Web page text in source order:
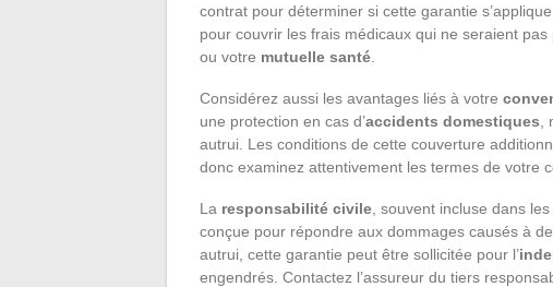
contrat pour déterminer si cette garantie
pour couvrir les frais médicaux qui ne seraient
ou votre mutuelle santé
Considérez aussi les avantages liés à votre
une protection en cas d’accidents domestiques
autrui. Les conditions de cette couverture
donc examinez attentivement les termes de votre
La responsabilité civile , souvent incluse dans
conçue pour répondre aux dommages causés à
autrui, cette garantie peut être sollicitée pour l’
engendrés. Contactez l’assureur du tiers